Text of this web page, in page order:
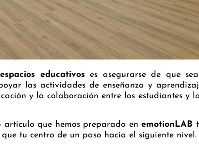
educativoses asegurarse de que
las actividades de enseñanza y
y la colaboración entre los estudiantes y
artículo que hemos preparado enemotionLAB
tu centro de un paso hacia el siguiente nivel.